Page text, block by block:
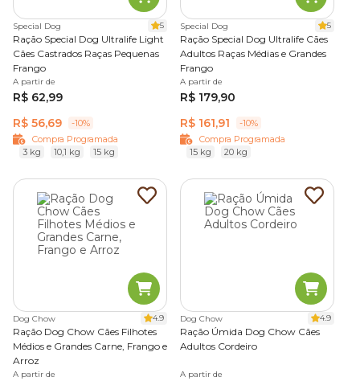
Special Dog 5
Ração Special Dog Ultralife Light
Cães Castrados Raças Pequenas
Frango
A partir de
R$ 62,99
R$ 56,69
-10%
Compra Programada
3 kg
10,1 kg 15 kg
Special Dog 5
Ração Special Dog Ultralife Cães
Adultos Raças Médias e Grandes
Frango
A partir de
R$ 179,90
R$ 161,91
-10%
Compra Programada
15 kg
20 kg
Dog Chow 4.9
Ração Dog Chow Cães Filhotes
Médios e Grandes Carne, Frango e
Arroz
A partir de
Dog Chow 4.9
Ração Úmida Dog Chow Cães
Adultos Cordeiro
A partir de